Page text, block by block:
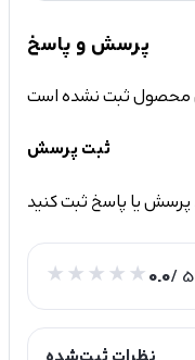
پرسش و پاسخ
ثبت پرسش
0.0/ 5